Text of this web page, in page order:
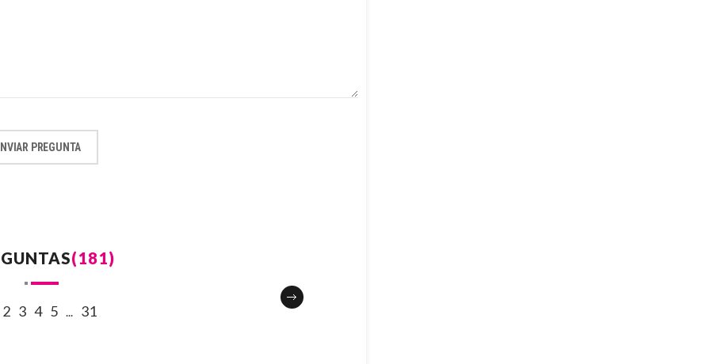
PREGUNTA
(181)
2 3 4 5 ... 31